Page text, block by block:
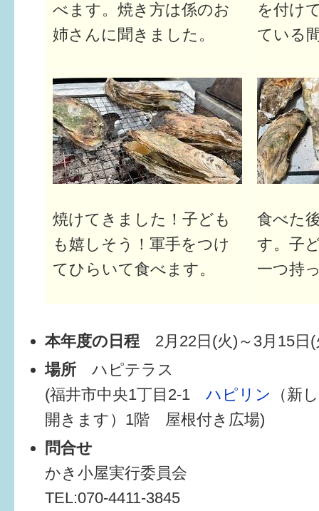
べます。焼き方は係のお
姉さんに聞きました。
を付け
ている
焼けてきました！子ども
も嬉しそう！軍手をつけ
てひらいて食べます。
食べた
す。子
一つ持
本年度の日程 2月22日(火)～3月15日
場所 ハピテラス
(福井市中央1丁目2-1 ハピリン
（新
開きます）1階 屋根付き広場)
問合せ
かき小屋実行委員会
TEL:070-4411‐3845
福井市図書館オススメの本
病気・けが 基本情報
パパもママも子育て
ワンポイント英会話
ソーシャルメディア
すまいるサポート行事案内